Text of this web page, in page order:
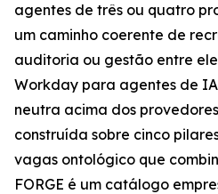
agentes de três ou quatro
um caminho coerente de
auditoria ou gestão entre
Workday para agentes de
neutra acima dos
construída sobre cinco
vagas ontológico que
FORGE é um catálogo